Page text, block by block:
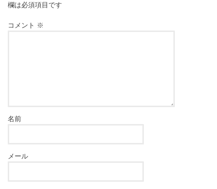
欄は必須項目です
コメント ※
名前
メール